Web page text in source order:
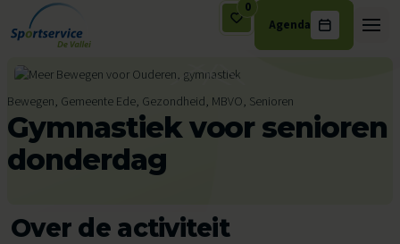
Ga naar de inhoud
0
Agenda
Bewegen, Gemeente Ede, Gezondheid, MBVO, Senioren
Gymnastiek voor senioren
donderdag
Over de activiteit